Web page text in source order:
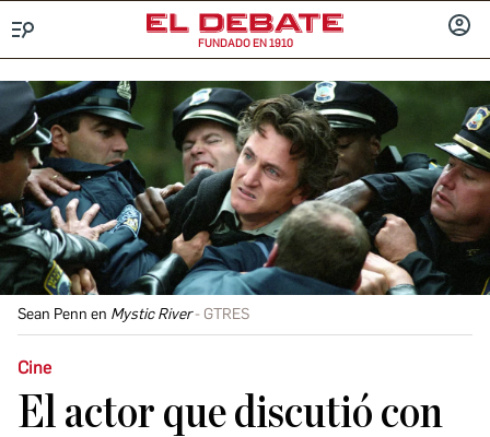
FUNDADO EN 1910
Sean Penn en Mystic River GTRES
Cine
El actor que discutió con